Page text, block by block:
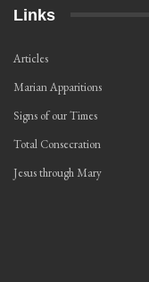
Links
Articles
Marian Apparitions
Signs of our Times
Total Consecration
Jesus through Mary